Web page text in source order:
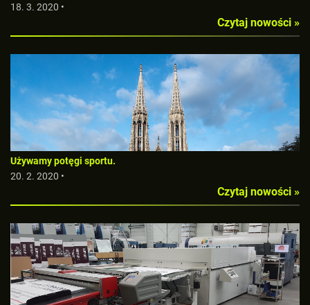
18. 3. 2020 •
Czytaj nowości »
Używamy potęgi sportu.
20. 2. 2020 •
Czytaj nowości »